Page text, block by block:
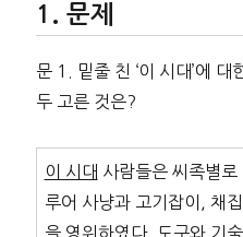
문제
문 1. 밑줄 친 ‘이 시대’에
두 고른 것은?
이 시대 사람들은 씨족별
루어 사냥과 고기잡이, 채
을 영위하였다. 도구와 기